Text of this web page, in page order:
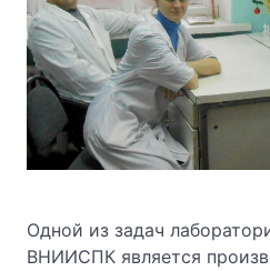
Одной из задач
ВНИИСПК является